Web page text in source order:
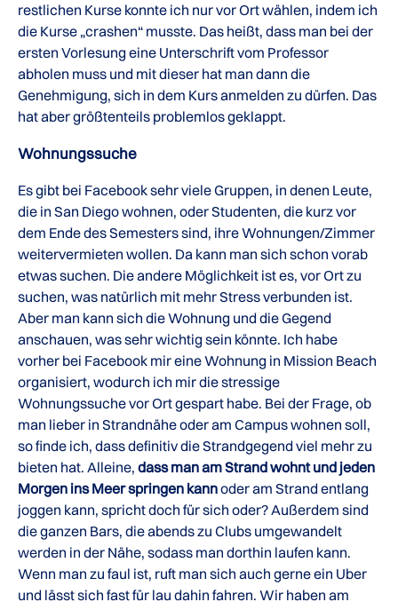
restlichen Kurse konnte ich nur vor Ort wählen, indem ich
die Kurse „crashen“ musste. Das heißt, dass man bei der
ersten Vorlesung eine Unterschrift vom Professor
abholen muss und mit dieser hat man dann die
Genehmigung, sich in dem Kurs anmelden zu dürfen. Das
hat aber größtenteils problemlos geklappt.
Wohnungssuche
Es gibt bei Facebook sehr viele Gruppen, in denen Leute,
die in San Diego wohnen, oder Studenten, die kurz vor
dem Ende des Semesters sind, ihre Wohnungen/Zimmer
weitervermieten wollen. Da kann man sich schon vorab
etwas suchen. Die andere Möglichkeit ist es, vor Ort zu
suchen, was natürlich mit mehr Stress verbunden ist.
Aber man kann sich die Wohnung und die Gegend
anschauen, was sehr wichtig sein könnte. Ich habe
vorher bei Facebook mir eine Wohnung in Mission Beach
organisiert, wodurch ich mir die stressige
Wohnungssuche vor Ort gespart habe. Bei der Frage, ob
man lieber in Strandnähe oder am Campus wohnen soll,
so finde ich, dass definitiv die Strandgegend viel mehr zu
bieten hat. Alleine, dass man am Strand wohnt und jeden
Morgen ins Meer springen kannoder am Strand entlang
joggen kann, spricht doch für sich oder? Außerdem sind
die ganzen Bars, die abends zu Clubs umgewandelt
werden in der Nähe, sodass man dorthin laufen kann.
Wenn man zu faul ist, ruft man sich auch gerne ein Uber
und lässt sich fast für lau dahin fahren. Wir haben am